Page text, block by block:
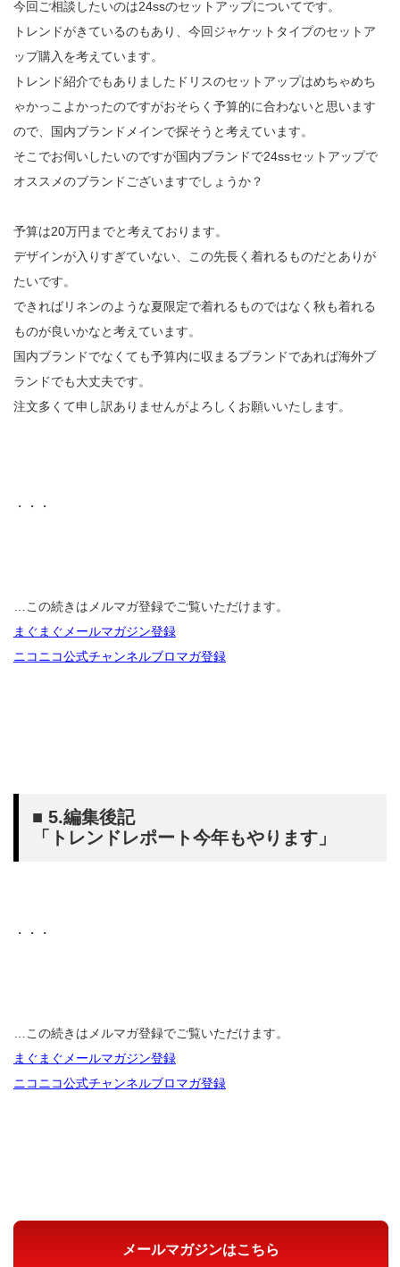
今回ご相談したいのは24ssのセットアップについてです。
トレンドがきているのもあり、今回ジャケットタイプのセットア
ップ購入を考えています。
トレンド紹介でもありましたドリスのセットアップはめちゃめち
ゃかっこよかったのですがおそらく予算的に合わないと思います
ので、国内ブランドメインで探そうと考えています。
そこでお伺いしたいのですが国内ブランドで24ssセットアップで
オススメのブランドございますでしょうか？
予算は20万円までと考えております。
デザインが入りすぎていない、この先長く着れるものだとありが
たいです。
できればリネンのような夏限定で着れるものではなく秋も着れる
ものが良いかなと考えています。
国内ブランドでなくても予算内に収まるブランドであれば海外ブ
ランドでも大丈夫です。
注文多くて申し訳ありませんがよろしくお願いいたします。
・・・
…この続きはメルマガ登録でご覧いただけます。
まぐまぐメールマガジン登録
ニコニコ公式チャンネルブロマガ登録
■ 5.編集後記
「トレンドレポート今年もやります」
・・・
…この続きはメルマガ登録でご覧いただけます。
まぐまぐメールマガジン登録
ニコニコ公式チャンネルブロマガ登録
メールマガジンはこちら